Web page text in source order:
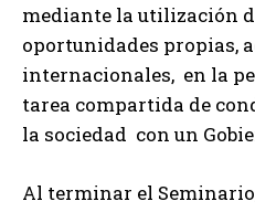
mediante la utilización
oportunidades propias,
internacionales, en la
tarea compartida de
la sociedad con un
Al terminar el